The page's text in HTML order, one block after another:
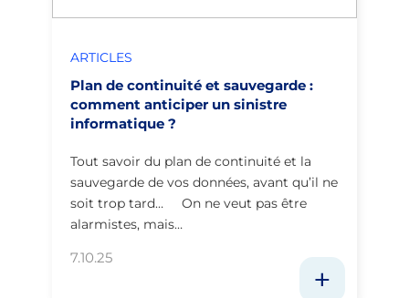
ARTICLES
Plan de continuité et sauvegarde :
comment anticiper un sinistre
informatique ?
Tout savoir du plan de continuité et la
sauvegarde de vos données, avant qu’il ne
soit trop tard… On ne veut pas être
alarmistes, mais…
7.10.25